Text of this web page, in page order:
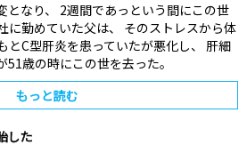
となり、 2週間であっという間にこの世
に勤めていた父は、 そのストレスから体
とC型肝炎を患っていたが悪化し、 肝細
歳の時にこの世を去った。
もっと読む
した